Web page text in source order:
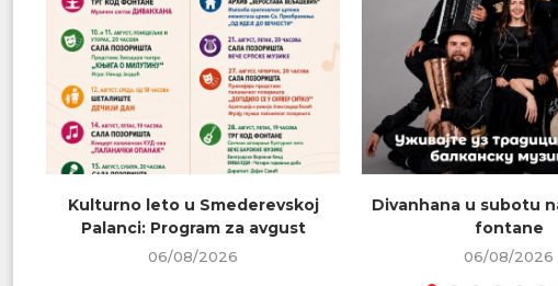
Kulturno leto u Smederevskoj
Palanci: Program za avgust
06/08/2026
Divanhana u subotu
fontane
06/08/2026